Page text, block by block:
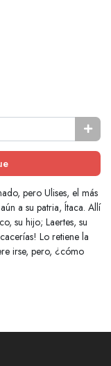
pero Ulises, el más
a su patria, Ítaca. Allí
su hijo; Laertes, su
Lo retiene la
irse, pero, ¿cómo